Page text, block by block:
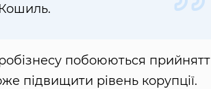
побоюються
підвищити рівень корупції.